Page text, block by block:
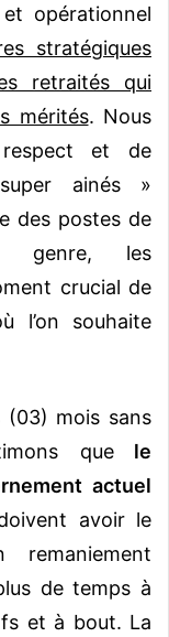
opérationnel
stratégiques
retraités qui
mérités. Nous
et de
ainés »
des postes de
genre, les
crucial de
l’on souhaite
(03) mois sans
quele
actuel
avoir le
de temps à
et à bout. La